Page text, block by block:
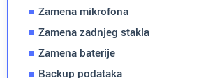
Zamena mikrofona
Zamena zadnjeg stakla
Zamena baterije
Backup podataka